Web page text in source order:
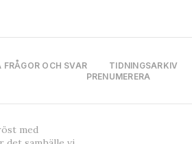
FRÅGOR OCH SVAR TIDNINGSARKIV
PRENUMERERA
med